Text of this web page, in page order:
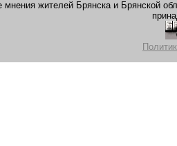
жителей Брянска и Брянской